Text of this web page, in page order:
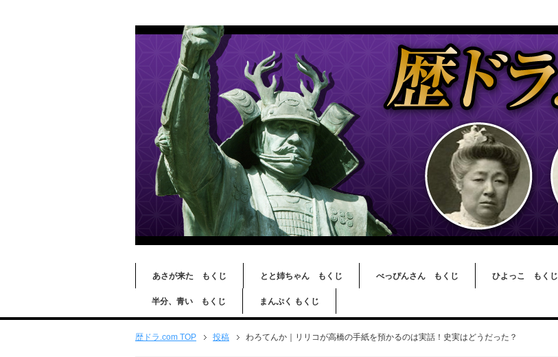
あさが来た もくじ とと姉ちゃん もくじ べっぴんさん もくじ ひよっこ もくじ
半分、青い もくじ まんぷく もくじ
歴ドラ.com TOP 投稿 わろてんか｜リリコが高橋の手紙を預かるのは実話！史実はどうだった？